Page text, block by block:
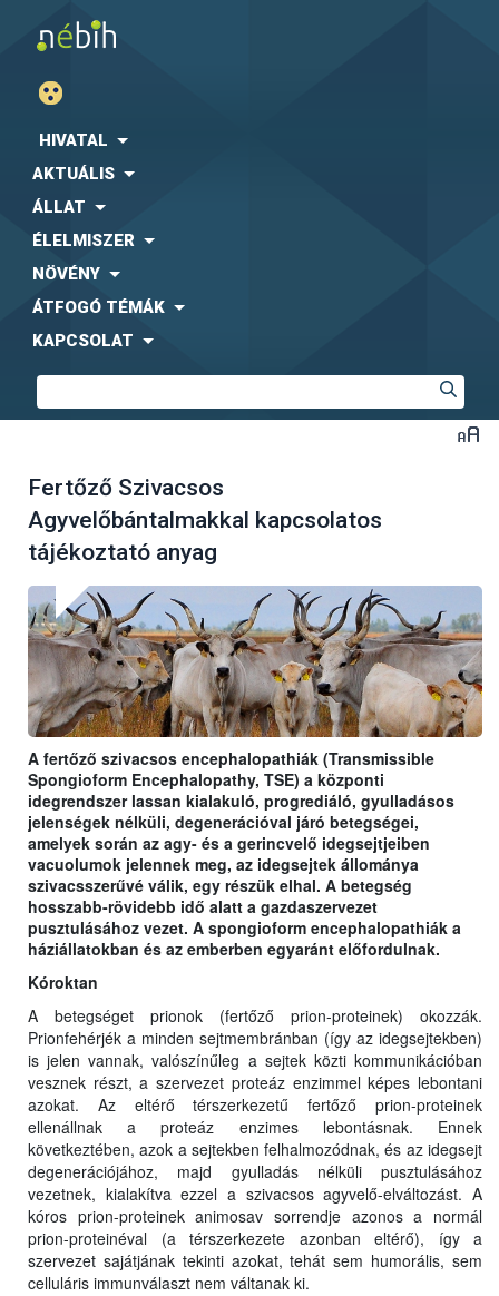
HIVATAL
AKTUÁLIS
ÁLLAT
ÉLELMISZER
NÖVÉNY
ÁTFOGÓ TÉMÁK
KAPCSOLAT
Fertőző Szivacsos
Agyvelőbántalmakkal kapcsolatos
tájékoztató anyag
A fertőző szivacsos encephalopathiák (Transmissible
Spongioform Encephalopathy, TSE) a központi
idegrendszer lassan kialakuló, progrediáló, gyulladásos
jelenségek nélküli, degenerációval járó betegségei,
amelyek során az agy- és a gerincvelő idegsejtjeiben
vacuolumok jelennek meg, az idegsejtek állománya
szivacsszerűvé válik, egy részük elhal. A betegség
hosszabb-rövidebb idő alatt a gazdaszervezet
pusztulásához vezet. A spongioform encephalopathiák a
háziállatokban és az emberben egyaránt előfordulnak.
Kóroktan
A betegséget prionok (fertőző prion-proteinek) okozzák.
Prionfehérjék a minden sejtmembránban (így az idegsejtekben)
is jelen vannak, valószínűleg a sejtek közti kommunikációban
vesznek részt, a szervezet proteáz enzimmel képes lebontani
azokat. Az eltérő térszerkezetű fertőző prion-proteinek
ellenállnak a proteáz enzimes lebontásnak. Ennek
következtében, azok a sejtekben felhalmozódnak, és az idegsejt
degenerációjához, majd gyulladás nélküli pusztulásához
vezetnek, kialakítva ezzel a szivacsos agyvelő-elváltozást. A
kóros prion-proteinek animosav sorrendje azonos a normál
prion-proteinéval (a térszerkezete azonban eltérő), így a
szervezet sajátjának tekinti azokat, tehát sem humorális, sem
celluláris immunválaszt nem váltanak ki.